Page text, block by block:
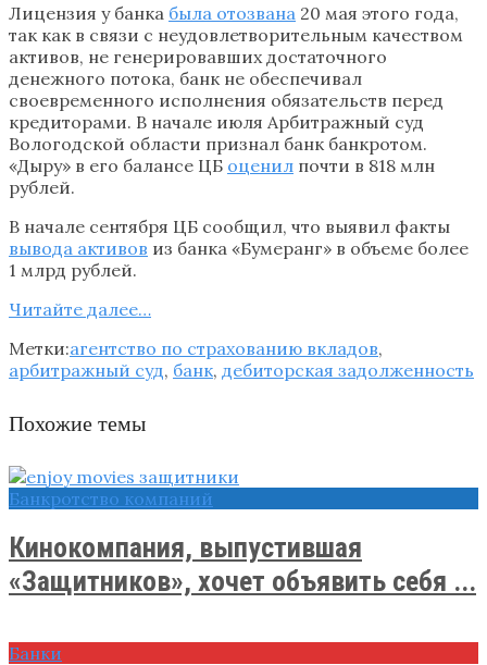
Лицензия у банка была отозвана 20 мая этого года,
так как в связи с неудовлетворительным качеством
активов, не генерировавших достаточного
денежного потока, банк не обеспечивал
своевременного исполнения обязательств перед
кредиторами. В начале июля Арбитражный суд
Вологодской области признал банк банкротом.
«Дыру» в его балансе ЦБ оценил почти в 818 млн
рублей.
В начале сентября ЦБ сообщил, что выявил факты
вывода активов из банка «Бумеранг» в объеме более
1 млрд рублей.
Читайте далее…
Метки:агентство по страхованию вкладов,
арбитражный суд, банк, дебиторская задолженность
Похожие темы
Банкротство компаний
Кинокомпания, выпустившая
«Защитников», хочет объявить себя ...
Банки